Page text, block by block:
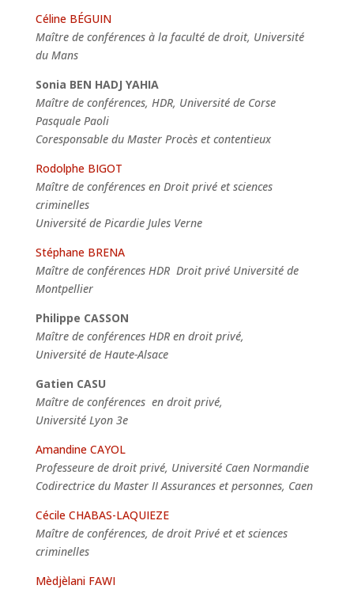
Céline BÉGUIN
Maître de conférences à la faculté de droit, Université
du Mans
Sonia BEN HADJ YAHIA
Maître de conférences, HDR, Université de Corse
Pasquale Paoli
Coresponsable du Master Procès et contentieux
Rodolphe BIGOT
Maître de conférences en Droit privé et sciences
criminelles
Université de Picardie Jules Verne
Stéphane BRENA
Maître de conférences HDR Droit privé Université de
Montpellier
Philippe CASSON
Maître de conférences HDR en droit privé,
Université de Haute-Alsace
Gatien CASU
Maître de conférences en droit privé,
Université Lyon 3e
Amandine CAYOL
Professeure de droit privé, Université Caen Normandie
Codirectrice du Master II Assurances et personnes, Caen
Cécile CHABAS-LAQUIEZE
Maître de conférences, de droit Privé et et sciences
criminelles
Mèdjèlani FAWI